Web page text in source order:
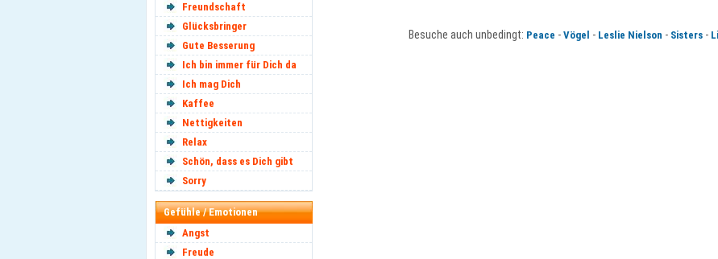
Freundschaft
Glücksbringer
Gute Besserung
Ich bin immer für Dich da
Ich mag Dich
Kaffee
Nettigkeiten
Relax
Schön, dass es Dich gibt
Sorry
Gefühle / Emotionen
Angst
Freude
Besuche auch unbedingt: Peace - Vögel - Leslie Nielson - Sisters-